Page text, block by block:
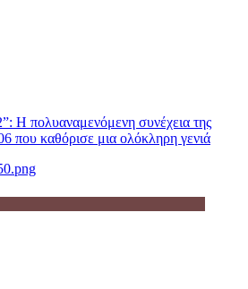
Η πολυαναμενόμενη συνέχεια της
που καθόρισε μια ολόκληρη γενιά